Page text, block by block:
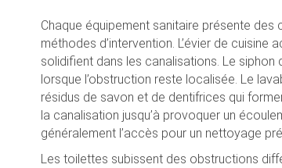
Chaque équipement sanitaire présente
méthodes d’intervention. L’évier de cuisine
solidifient dans les canalisations. Le
lorsque l’obstruction reste localisée. Le
résidus de savon et de dentifrices qui
la canalisation jusqu’à provoquer un
généralement l’accès pour un nettoyage
Les toilettes subissent des obstructions